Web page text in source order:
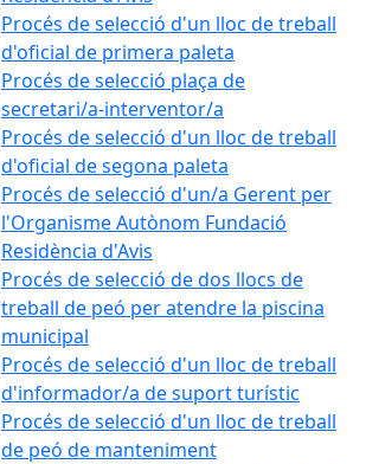
Procés de selecció d'un lloc de treball
d'oficial de primera paleta
Procés de selecció plaça de
secretari/a-interventor/a
Procés de selecció d'un lloc de treball
d'oficial de segona paleta
Procés de selecció d'un/a Gerent per
l'Organisme Autònom Fundació
Residència d'Avis
Procés de selecció de dos llocs de
treball de peó per atendre la piscina
municipal
Procés de selecció d'un lloc de treball
d'informador/a de suport turístic
Procés de selecció d'un lloc de treball
de peó de manteniment